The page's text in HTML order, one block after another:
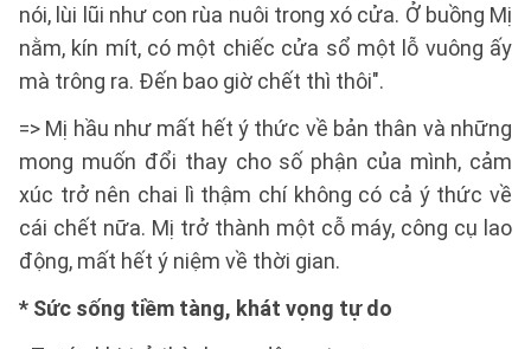
nói, lùi lũi như con rùa nuôi trong xó cửa. Ở buồng Mị
nằm, kín mít, có một chiếc cửa sổ một lỗ vuông ấy
mà trông ra. Đến bao giờ chết thì thôi".
=> Mị hầu như mất hết ý thức về bản thân và những
mong muốn đổi thay cho số phận của mình, cảm
xúc trở nên chai lì thậm chí không có cả ý thức về
cái chết nữa. Mị trở thành một cỗ máy, công cụ lao
động, mất hết ý niệm về thời gian.
* Sức sống tiềm tàng, khát vọng tự do